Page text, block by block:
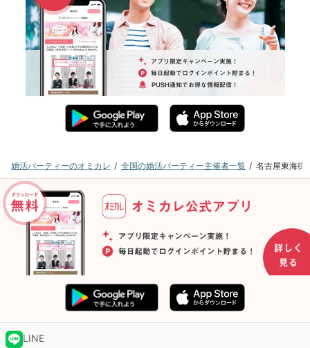
婚活パーティーのオミカレ 全国の婚活パーティー主催者一覧 名古屋東海街
LINE